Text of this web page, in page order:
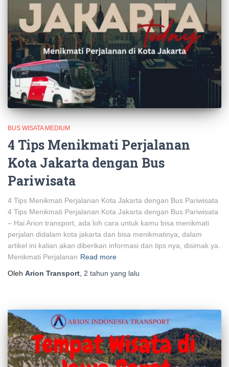
BUS WISATA MEDIUM
4 Tips Menikmati Perjalanan
Kota Jakarta dengan Bus
Pariwisata
4 Tips Menikmati Perjalanan Kota Jakarta dengan Bus Pariwisata
4 Tips Menikmati Perjalanan Kota Jakarta dengan Bus Pariwisata
– Hai Arion transport, ada loh cara untuk kamu bisa menikmati
perjalan didalam kota jakarta dan bisa menikmatinya, dalam
artikel ini kalian akan diberikan informasi dan tips nya, disimak ya.
Menikmati Perjalanan Read more
Oleh Arion Transport, 2 tahun yang lalu